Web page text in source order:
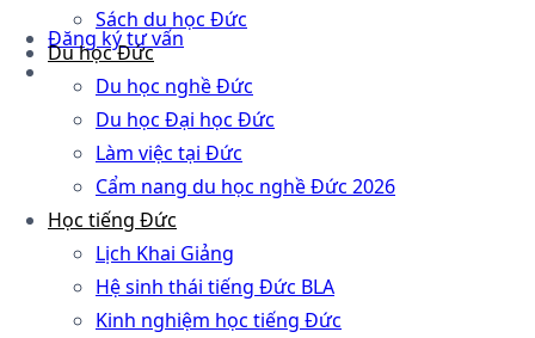
Đăng ký tư vấn
Sách du học Đức
Du học Đức
Du học nghề Đức
Du học Đại học Đức
Làm việc tại Đức
Cẩm nang du học nghề Đức 2026
Học tiếng Đức
Lịch Khai Giảng
Hệ sinh thái tiếng Đức BLA
Kinh nghiệm học tiếng Đức